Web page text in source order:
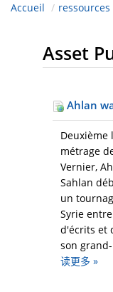
Accueil / ressources
Asset
Ahlan
Deuxième
métrage
Vernier,
Sahlan
un
Syrie
d'écrits et
son
读更多 »